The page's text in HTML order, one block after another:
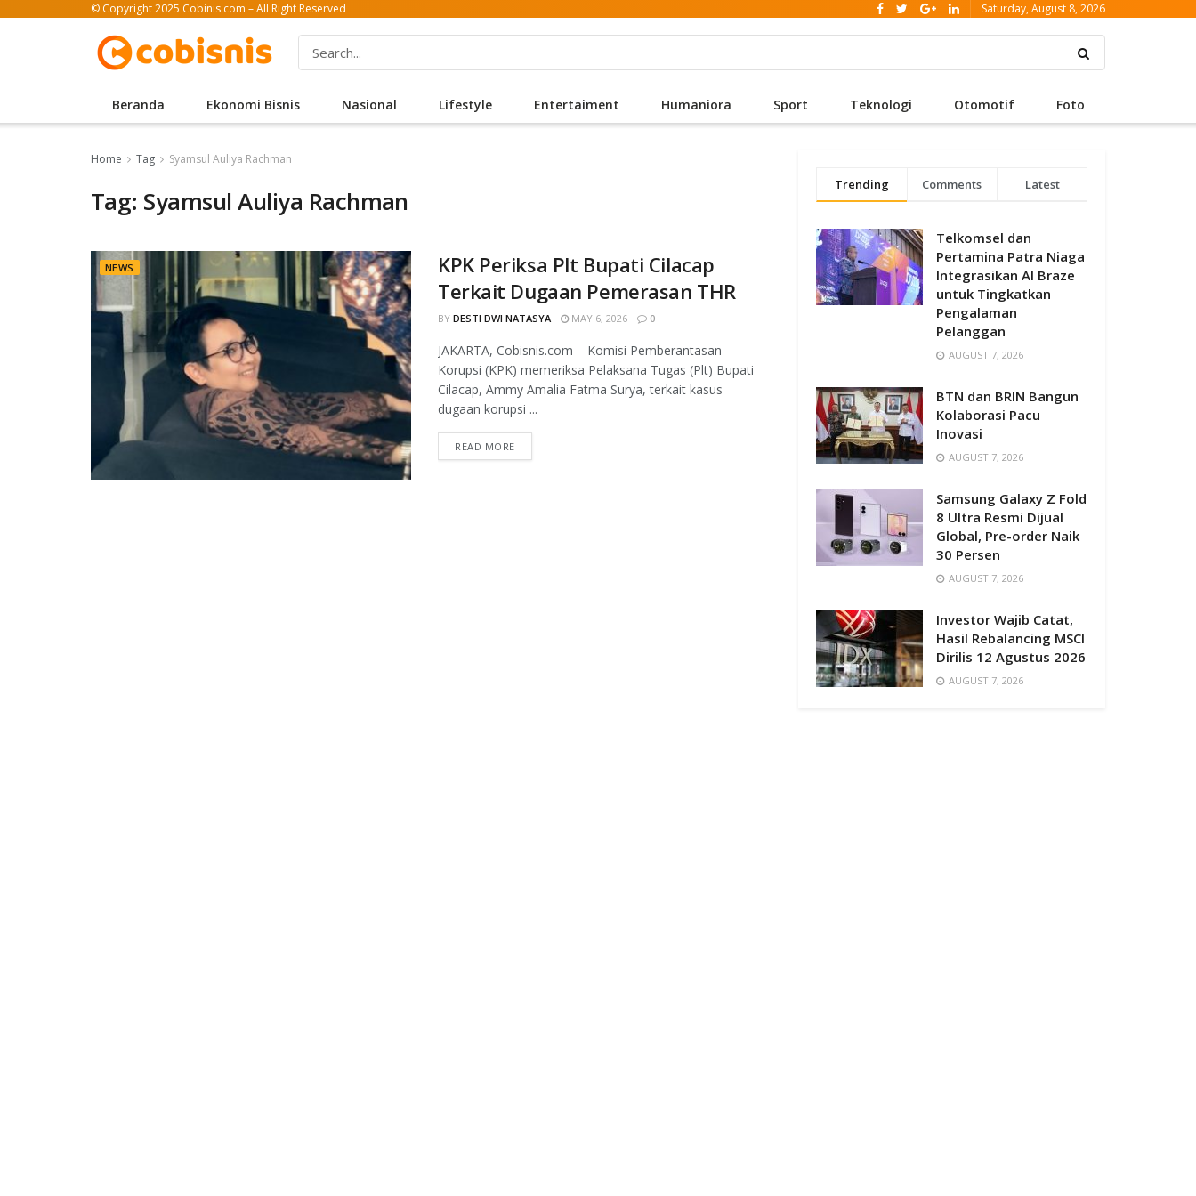
© Copyright 2025 Cobinis.com – All Right Reserved Saturday, August 8, 2026
Beranda Ekonomi Bisnis Nasional Lifestyle Entertaiment Humaniora Sport Teknologi Otomotif Foto
Home Tag Syamsul Auliya Rachman
Tag: Syamsul Auliya Rachman
NEWS
KPK Periksa Plt Bupati Cilacap
Terkait Dugaan Pemerasan THR
BY DESTI DWI NATASYA MAY 6, 2026 0
JAKARTA, Cobisnis.com – Komisi Pemberantasan
Korupsi (KPK) memeriksa Pelaksana Tugas (Plt) Bupati
Cilacap, Ammy Amalia Fatma Surya, terkait kasus
dugaan korupsi ...
READ MORE
Trending Comments Latest
Telkomsel dan
Pertamina Patra Niaga
Integrasikan AI Braze
untuk Tingkatkan
Pengalaman
Pelanggan
AUGUST 7, 2026
BTN dan BRIN Bangun
Kolaborasi Pacu
Inovasi
AUGUST 7, 2026
Samsung Galaxy Z Fold
8 Ultra Resmi Dijual
Global, Pre-order Naik
30 Persen
AUGUST 7, 2026
Investor Wajib Catat,
Hasil Rebalancing MSCI
Dirilis 12 Agustus 2026
AUGUST 7, 2026